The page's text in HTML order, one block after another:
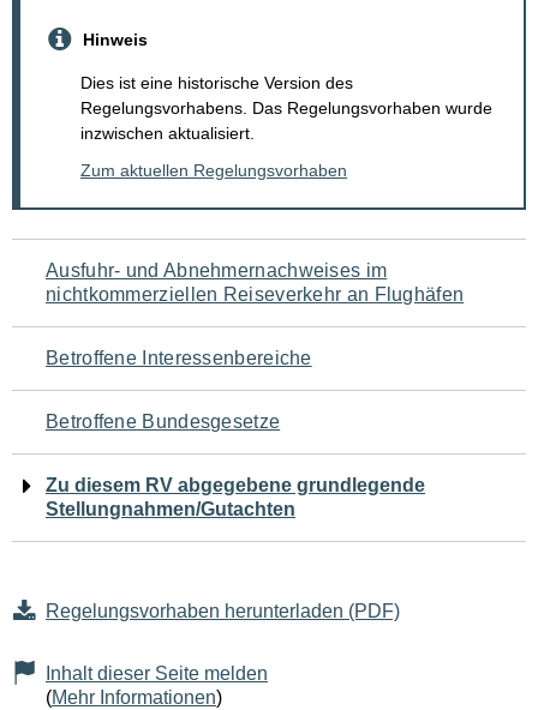
Hinweis
Dies ist eine historische Version des
Regelungsvorhabens. Das Regelungsvorhaben wurde
inzwischen aktualisiert.
Zum aktuellen Regelungsvorhaben
Navigation
für
den
Seiteninhalt
Ausfuhr- und Abnehmernachweises im
nichtkommerziellen Reiseverkehr an Flughäfen
Betroffene Interessenbereiche
Betroffene Bundesgesetze
Zu diesem RV abgegebene grundlegende
Stellungnahmen/Gutachten
Regelungsvorhaben herunterladen (PDF)
Inhalt dieser Seite melden
(Mehr Informationen)